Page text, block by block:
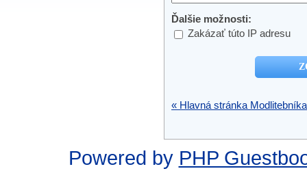
Ďalšie možnosti:
Zakázať túto IP adresu
« Hlavná stránka Modlitebníka
Powered by PHP